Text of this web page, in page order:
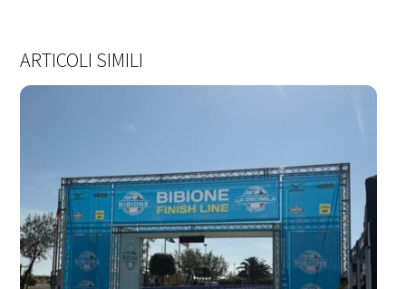
ARTICOLI SIMILI